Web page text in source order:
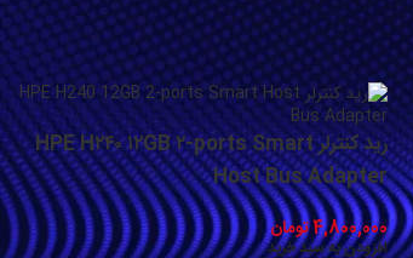
24
رید کنترلر HPE H۲۴۰ ۱۲GB ۲-ports Smart
Host Bus Adapter
4,800,000تومان
افزودن به سبد خرید